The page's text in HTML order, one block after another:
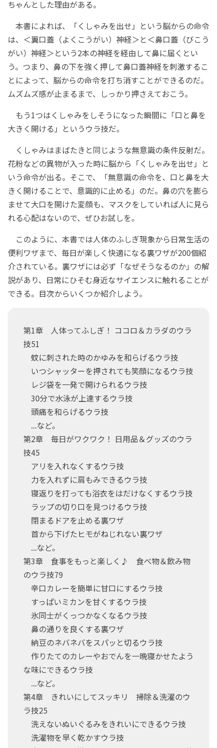
ちゃんとした理由がある。
本書によれば、「くしゃみを出せ」という脳からの命令
は、＜翼口蓋（よくこうがい）神経＞と＜鼻口蓋（びこう
がい）神経＞という2本の神経を経由して鼻に届くとい
う。つまり、鼻の下を強く押して鼻口蓋神経を刺激するこ
とによって、脳からの命令を打ち消すことができるのだ。
ムズムズ感が止まるまで、しっかり押さえておこう。
もう1つはくしゃみをしそうになった瞬間に「口と鼻を
大きく開ける」というウラ技だ。
くしゃみはまばたきと同じような無意識の条件反射だ。
花粉などの異物が入った時に脳から「くしゃみを出せ」と
いう命令が出る。そこで、「無意識の命令を、口と鼻を大
きく開けることで、意識的に止める」のだ。鼻の穴を膨ら
ませて大口を開けた変顔も、マスクをしていれば人に見ら
れる心配はないので、ぜひお試しを。
このように、本書では人体のふしぎ現象から日常生活の
便利ワザまで、毎日が楽しく快適になる裏ワザが200個紹
介されている。裏ワザには必ず「なぜそうなるのか」の解
説があり、日常にひそむ身近なサイエンスに触れることが
できる。目次からいくつか紹介しよう。
第1章 人体ってふしぎ！ ココロ＆カラダのウラ
技51
蚊に刺された時のかゆみを和らげるウラ技
いつシャッターを押されても笑顔になるウラ技
レジ袋を一発で開けられるウラ技
30分で水泳が上達するウラ技
頭痛を和らげるウラ技
...など。
第2章 毎日がワクワク！ 日用品＆グッズのウラ
技45
アリを入れなくするウラ技
力を入れずに肩もみできるウラ技
寝返りを打っても浴衣をはだけなくするウラ技
ラップの切り口を見つけるウラ技
閉まるドアを止める裏ワザ
首から下げたヒモがねじれない裏ワザ
...など。
第3章 食事をもっと楽しく♪ 食べ物＆飲み物
のウラ技79
辛口カレーを簡単に甘口にするウラ技
すっぱいミカンを甘くするウラ技
氷同士がくっつかなくなるウラ技
鼻の通りを良くする裏ワザ
納豆のネバネバをスパッと切るウラ技
作りたてのカレーやおでんを一晩寝かせたよう
な味にできるウラ技
...など。
第4章 きれいにしてスッキリ 掃除＆洗濯のウ
ラ技25
洗えないぬいぐるみをきれいにできるウラ技
洗濯物を早く乾かすウラ技